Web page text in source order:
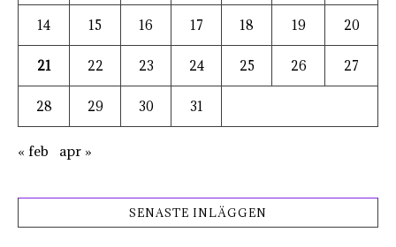
14 15 16 17 18 19 20
21 22 23 24 25 26 27
28 29 30 31
« feb apr »
SENASTE INLÄGGEN